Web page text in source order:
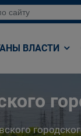
ВЛАСТИ